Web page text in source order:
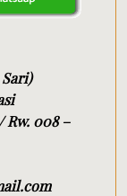
Rw. 008 –